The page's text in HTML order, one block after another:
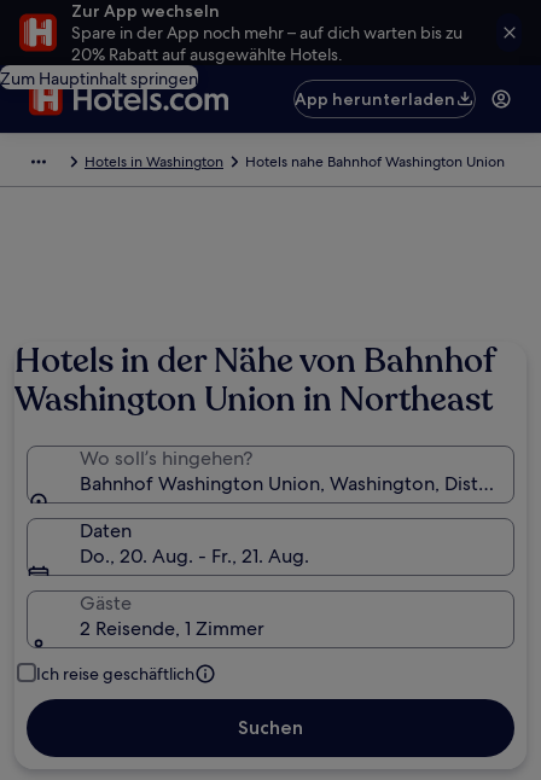
Zur App wechseln
Spare in der App noch mehr – auf dich warten bis zu
20% Rabatt auf ausgewählte Hotels.
Zum Hauptinhalt springen
App herunterladen
Hotels in Washington Hotels nahe Bahnhof Washington Union
Hotels in der Nähe von Bahnhof
Washington Union in Northeast
Wo soll’s hingehen?
Bahnhof Washington Union, Washington, District of
Daten
Do., 20. Aug. - Fr., 21. Aug.
Gäste
2 Reisende, 1 Zimmer
Ich reise geschäftlich
Suchen